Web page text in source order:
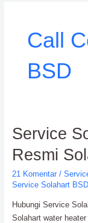
Call
BSD
Service
Resmi
21 Komentar /
Service Solahart BSD
Hubungi Service
Solahart water
Service
Solahart
BSD:
Distributor
Resmi